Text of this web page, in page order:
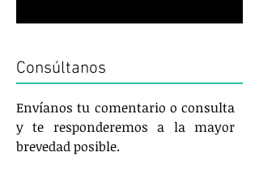
Envíanos tu comentario o consulta
y te responderemos a la mayor
brevedad posible.
Consúltanos